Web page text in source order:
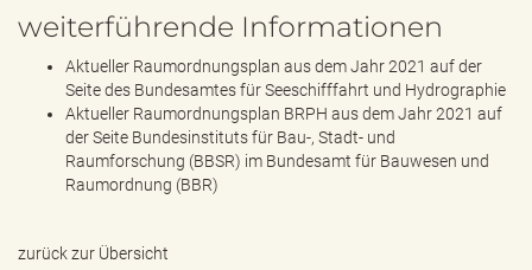
weiterführende Informationen
Aktueller Raumordnungsplan aus dem Jahr 2021 auf der
Seite des Bundesamtes für Seeschifffahrt und Hydrographie
Aktueller Raumordnungsplan BRPH aus dem Jahr 2021 auf
der Seite Bundesinstituts für Bau-, Stadt- und
Raumforschung (BBSR) im Bundesamt für Bauwesen und
Raumordnung (BBR)
zurück zur Übersicht